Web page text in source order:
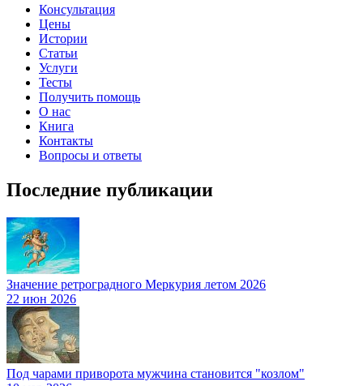
Консультация
Цены
Истории
Статьи
Услуги
Тесты
Получить помощь
О нас
Книга
Контакты
Вопросы и ответы
Последние публикации
Значение ретроградного Меркурия летом 2026
22 июн 2026
Под чарами приворота мужчина становится "козлом"